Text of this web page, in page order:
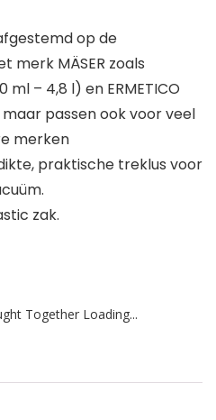
op de
merk MÄSER zoals
– 4,8 l) en ERMETICO
passen ook voor veel
merken
praktische treklus voor
zak.
Together Loading...